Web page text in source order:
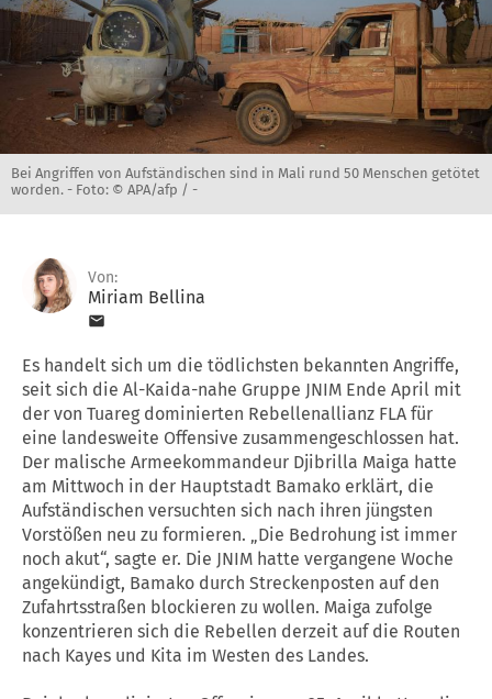
Bei Angriffen von Aufständischen sind in Mali rund 50 Menschen getötet
worden. - Foto: © APA/afp / -
Von:
Miriam Bellina
Es handelt sich um die tödlichsten bekannten Angriffe,
seit sich die Al-Kaida-nahe Gruppe JNIM Ende April mit
der von Tuareg dominierten Rebellenallianz FLA für
eine landesweite Offensive zusammengeschlossen hat.
Der malische Armeekommandeur Djibrilla Maiga hatte
am Mittwoch in der Hauptstadt Bamako erklärt, die
Aufständischen versuchten sich nach ihren jüngsten
Vorstößen neu zu formieren. „Die Bedrohung ist immer
noch akut“, sagte er. Die JNIM hatte vergangene Woche
angekündigt, Bamako durch Streckenposten auf den
Zufahrtsstraßen blockieren zu wollen. Maiga zufolge
konzentrieren sich die Rebellen derzeit auf die Routen
nach Kayes und Kita im Westen des Landes.